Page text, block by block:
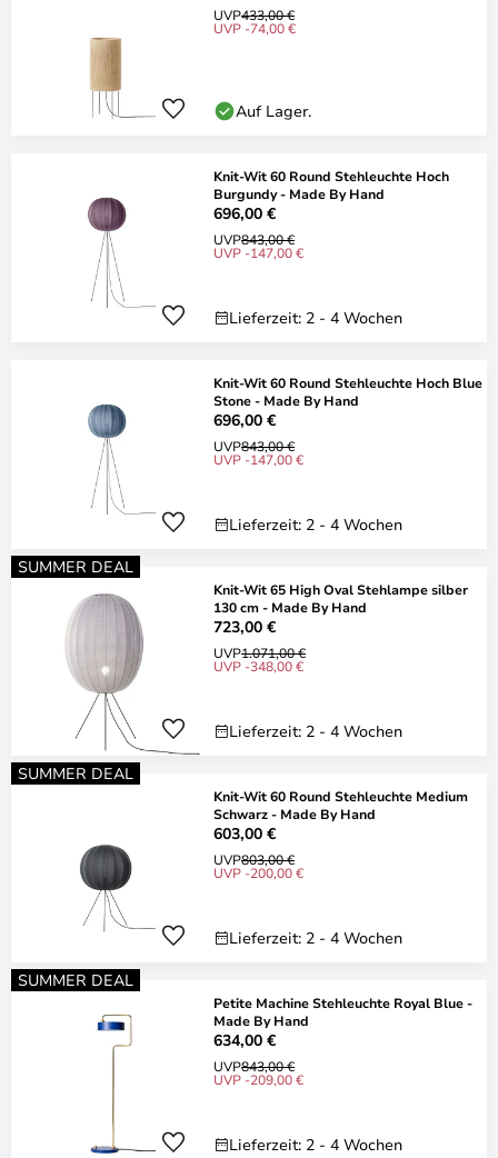
UVP433,00 €
UVP -74,00 €
Auf Lager.
Knit-Wit 60 Round Stehleuchte Hoch
Burgundy - Made By Hand
696,00 €
UVP843,00 €
UVP -147,00 €
Lieferzeit: 2 - 4 Wochen
Knit-Wit 60 Round Stehleuchte Hoch Blue
Stone - Made By Hand
696,00 €
UVP843,00 €
UVP -147,00 €
Lieferzeit: 2 - 4 Wochen
SUMMER DEAL
Knit-Wit 65 High Oval Stehlampe silber
130 cm - Made By Hand
723,00 €
UVP1.071,00 €
UVP -348,00 €
Lieferzeit: 2 - 4 Wochen
SUMMER DEAL
Knit-Wit 60 Round Stehleuchte Medium
Schwarz - Made By Hand
603,00 €
UVP803,00 €
UVP -200,00 €
Lieferzeit: 2 - 4 Wochen
SUMMER DEAL
Petite Machine Stehleuchte Royal Blue -
Made By Hand
634,00 €
UVP843,00 €
UVP -209,00 €
Lieferzeit: 2 - 4 Wochen